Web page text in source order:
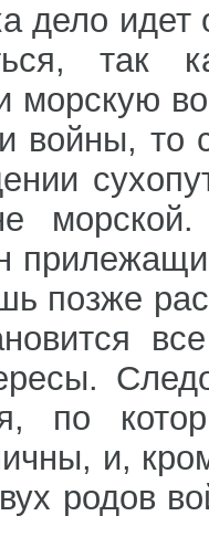
дело
так
морскую
войны, то
позже
по
и,
родов